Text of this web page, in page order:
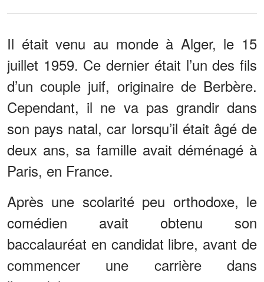
Il était venu au monde à Alger, le 15
juillet 1959. Ce dernier était l’un des fils
d’un couple juif, originaire de Berbère.
Cependant, il ne va pas grandir dans
son pays natal, car lorsqu’il était âgé de
deux ans, sa famille avait déménagé à
Paris, en France.
Après une scolarité peu orthodoxe, le
comédien avait obtenu son
baccalauréat en candidat libre, avant de
commencer une carrière dans